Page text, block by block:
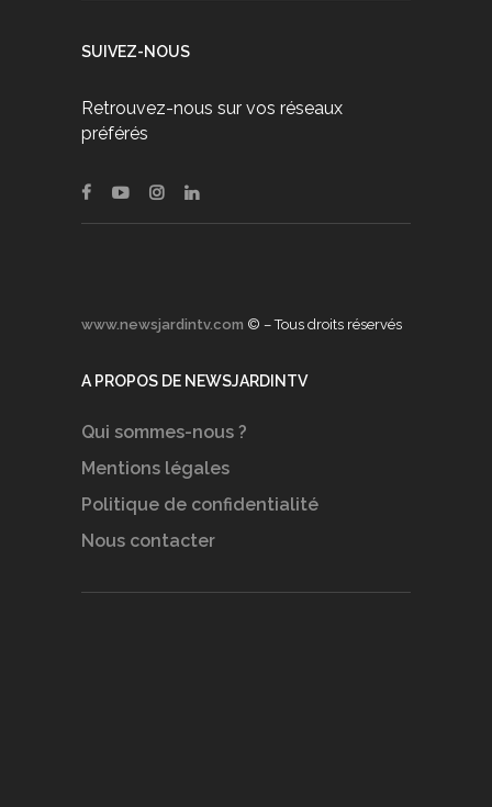
SUIVEZ-NOUS
Retrouvez-nous sur vos réseaux
préférés
www.newsjardintv.com © – Tous droits réservés
A PROPOS DE NEWSJARDINTV
Qui sommes-nous ?
Mentions légales
Politique de confidentialité
Nous contacter